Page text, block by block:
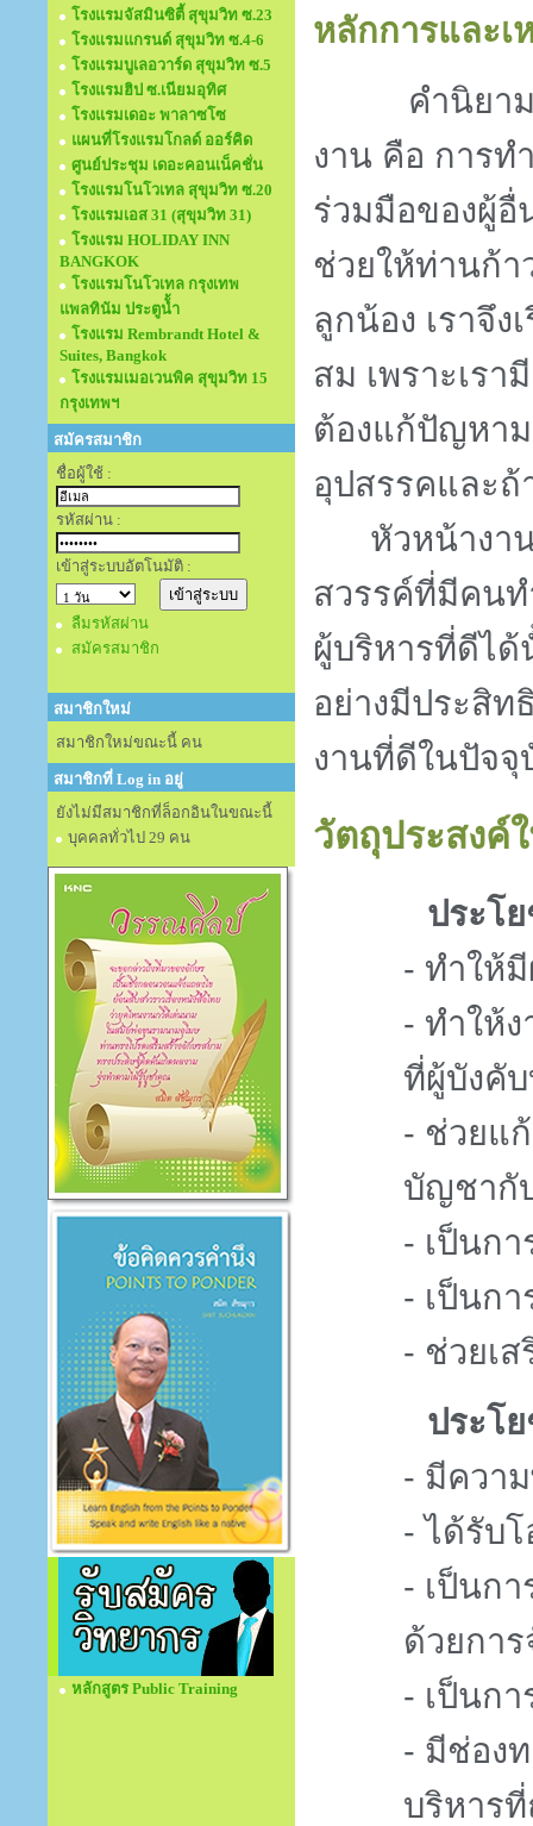
โรงแรมจัสมินซิตี้ สุขุมวิท ซ.23
โรงแรมแกรนด์ สุขุมวิท ซ.4-6
โรงแรมบูเลอวาร์ด สุขุมวิท ซ.5
โรงแรมฮิป ซ.เนียมอุทิศ
โรงแรมเดอะ พาลาซโซ
แผนที่โรงแรมโกลด์ ออร์คิด
ศูนย์ประชุม เดอะคอนเน็คชั่น
โรงแรมโนโวเทล สุขุมวิท ซ.20
โรงแรมเอส 31 (สุขุมวิท 31)
โรงแรม HOLIDAY INN
BANGKOK
โรงแรมโนโวเทล กรุงเทพ
แพลทินัม ประตูนั้ำ
โรงแรม Rembrandt Hotel &
Suites, Bangkok
โรงแรมเมอเวนพิค สุขุมวิท 15
กรุงเทพฯ
สมัครสมาชิก
ชื่อผู้ใช้ :
รหัสผ่าน :
เข้าสู่ระบบอัตโนมัติ :
ลืมรหัสผ่าน
สมัครสมาชิก
สมาชิกใหม่
สมาชิกใหม่ขณะนี้ คน
สมาชิกที่ Log in อยู่
ยังไม่มีสมาชิกที่ล็อกอินในขณะนี้
บุคคลทั่วไป 29 คน
หลักสูตร Public Training
หลักการและเ
คำนิยา
งาน คือ การท
ร่วมมือของผู้อื่
ช่วยให้ท่านก้า
ลูกน้อง เราจึ
สม เพราะเรา
ต้องแก้ปัญหา
อุปสรรคและ
หัวหน้างา
สวรรค์ที่มีคนท
ผู้บริหารที่ดีไ
อย่างมีประสิท
งานที่ดีในปัจจุ
วัตถุประสงค์
ประโยช
- ทำให้
- ทำให้ง
ที่ผู้บังคั
- ช่วยแ
บัญชากั
- เป็นก
- เป็นก
- ช่วยเ
ประโยชน์
- มีควา
- ได้รับ
- เป็นก
ด้วยกา
- เป็นก
- มีช่อง
บริหาร